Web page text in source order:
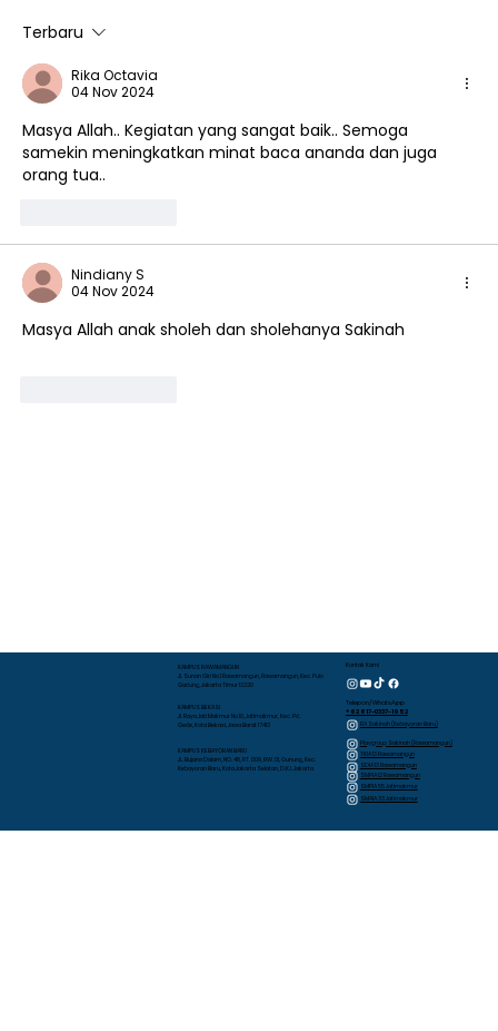
di Playgroup Sakinah
Terbaru
Rika Octavia
04 Nov 2024
Masya Allah.. Kegiatan yang sangat baik.. Semoga
samekin meningkatkan minat baca ananda dan juga
orang tua..
Nindiany S
04 Nov 2024
Masya Allah anak sholeh dan sholehanya Sakinah
KAMPUS RAWAMANGUN
Jl. Sunan Giri No.1 Rawamangun, Rawamangun, Kec. Pulo
Gadung, Jakarta Timur 13220
KAMPUS BEKASI
Jl. Raya Jati Makmur No.10, Jatimakmur, Kec. Pd.
Gede, Kota Bekasi, Jawa Barat 17413
KAMPUS KEBAYORAN BARU
JL. Bujana Dalam, NO. 48, RT. 009, RW. 01, Gunung, Kec.
Kebayoran Baru, Kota Jakarta Selatan, D.K.I. Jakarta
Kontak Kami
Telepon/WhatsApp
+62 817-0337-1952
RA Sakinah (Kebayoran Baru)
Playgroup Sakinah (Rawamangun)
TKIA 13 Rawamangun
SDIA 13 Rawamangun
SMPIA 12 Rawamangun
SMPIA 55 Jatimakmur
SMAIA 33 Jatimakmur